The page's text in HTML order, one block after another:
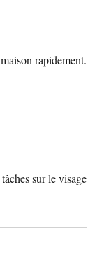
rapidement.
sur le visage